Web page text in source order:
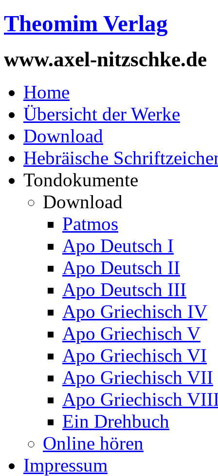
Theomim Verlag
www.axel-nitzschke.de
Home
Übersicht der Werke
Download
Hebräische
Tondokumente
Download
Patmos
Apo Deutsch I
Apo Deutsch II
Apo Deutsch III
Apo Griechisch IV
Apo Griechisch V
Apo Griechisch VI
Apo Griechisch VII
Apo Griechisch
Ein Drehbuch
Online hören
Impressum